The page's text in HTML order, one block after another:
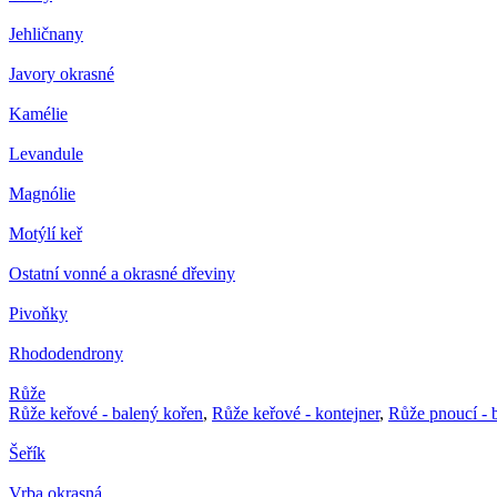
Jehličnany
Javory okrasné
Kamélie
Levandule
Magnólie
Motýlí keř
Ostatní vonné a okrasné dřeviny
Pivoňky
Rhododendrony
Růže
Růže keřové - balený kořen, Růže keřové - kontejner, Růže pnoucí -
Šeřík
Vrba okrasná